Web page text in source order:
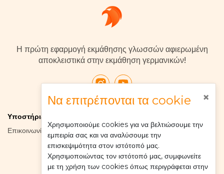
Να επιτρέπονται τα cookie ×
Χρησιμοποιούμε cookies για να βελτιώσουμε την
εμπειρία σας και να αναλύσουμε την
επισκεψιμότητα στον ιστότοπό μας.
Χρησιμοποιώντας τον ιστότοπό μας, συμφωνείτε
με τη χρήση των cookies όπως περιγράφεται στην
Η πρώτη εφαρμογή εκμάθησης γλωσσών αφιερωμένη
αποκλειστικά στην εκμάθηση γερμανικών!
Υποστήριξη
Επικοινωνία
Μαθήματα
Wiki
Σχετικά με
Αποτύπωμα
Οροι χρήσης
Πολιτική